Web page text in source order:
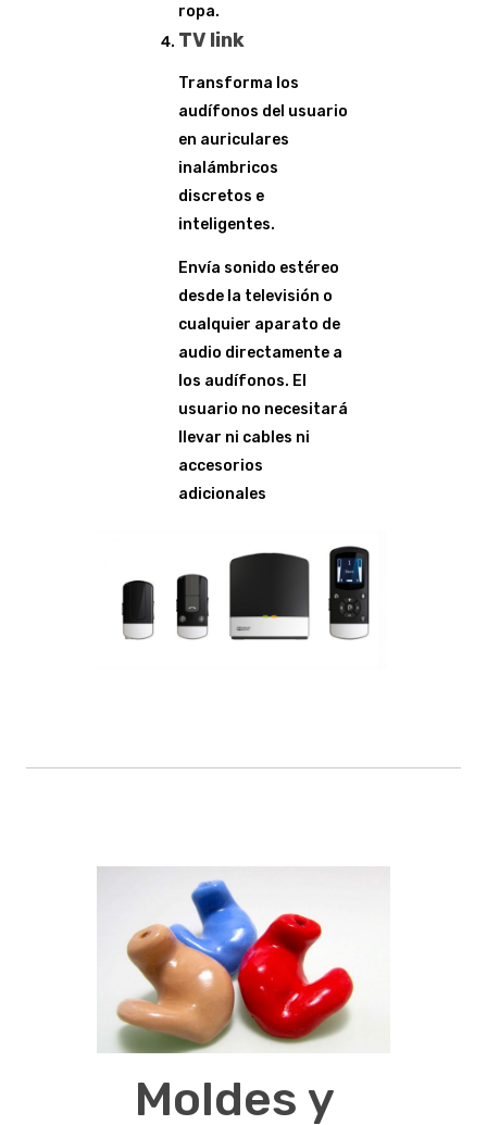
ropa.
TV link
Transforma los
audífonos del usuario
en auriculares
inalámbricos
discretos e
inteligentes.
Envía sonido estéreo
desde la televisión o
cualquier aparato de
audio directamente a
los audífonos. El
usuario no necesitará
llevar ni cables ni
accesorios
adicionales
Moldes y